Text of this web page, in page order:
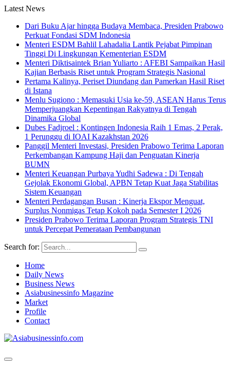
Latest News
Dari Buku Ajar hingga Budaya Membaca, Presiden Prabowo
Perkuat Fondasi SDM Indonesia
Menteri ESDM Bahlil Lahadalia Lantik Pejabat Pimpinan
Tinggi Di Lingkungan Kementerian ESDM
Menteri Diktisaintek Brian Yuliarto : AFEBI Sampaikan Hasil
Kajian Berbasis Riset untuk Program Strategis Nasional
Pertama Kalinya, Periset Diundang dan Pamerkan Hasil Riset
di Istana
Menlu Sugiono : Memasuki Usia ke-59, ASEAN Harus Terus
Memperjuangkan Kepentingan Rakyatnya di Tengah
Dinamika Global
Dubes Fadjroel : Kontingen Indonesia Raih 1 Emas, 2 Perak,
1 Perunggu di IOAI Kazakhstan 2026
Panggil Menteri Investasi, Presiden Prabowo Terima Laporan
Perkembangan Kampung Haji dan Penguatan Kinerja
BUMN
Menteri Keuangan Purbaya Yudhi Sadewa : Di Tengah
Gejolak Ekonomi Global, APBN Tetap Kuat Jaga Stabilitas
Sistem Keuangan
Menteri Perdagangan Busan : Kinerja Ekspor Menguat,
Surplus Nonmigas Tetap Kokoh pada Semester I 2026
Presiden Prabowo Terima Laporan Program Strategis TNI
untuk Percepat Pemerataan Pembangunan
Search for:
Home
Daily News
Business News
Asiabusinessinfo Magazine
Market
Profile
Contact